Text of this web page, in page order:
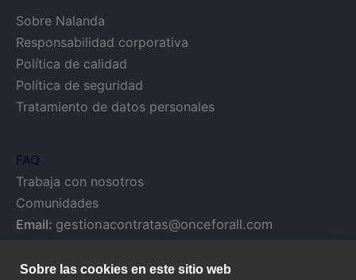
Sobre Nalanda
Responsabilidad corporativa
Política de calidad
Política de seguridad
Tratamiento de datos personales
FAQ
Trabaja con nosotros
Comunidades
Email: gestionacontratas@onceforall.com
Sobre las cookies en este sitio web